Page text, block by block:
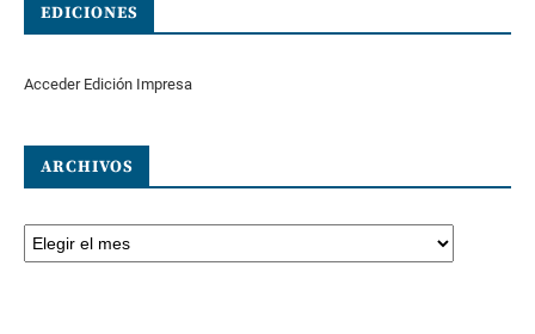
EDICIONES
Acceder Edición Impresa
ARCHIVOS